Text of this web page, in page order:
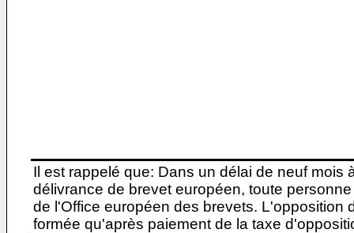
Il est rappelé que: Dans un délai de neuf
délivrance de brevet européen, toute
de l'Office européen des brevets. L'opposition
formée qu'après paiement de la taxe